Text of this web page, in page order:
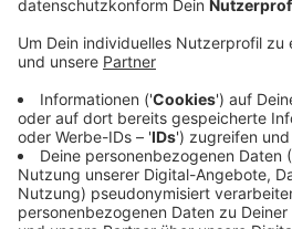
Heute können sich
Parkplatz der Käthe-Kollwitz-
Rheindorf gegen Corona
Veröffentlicht: Mittwoch,
Anzeige